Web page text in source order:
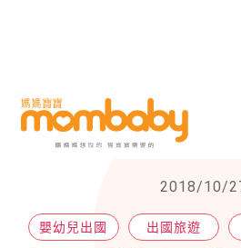
HOME 親子 親子旅遊
邦妮醫師の親子出國
2018/10/
嬰幼兒出國 出國旅遊